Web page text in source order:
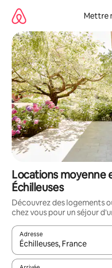
directement
contenu
Mettre
Locations moyenne
Échilleuses
Découvrez des logements
chez vous pour un séjour
Adresse
Lorsque les résultats